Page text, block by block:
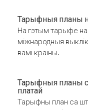
Тарыфныя планы
На гэтым тарыфе на
міжнародныя
вамі краіны.
Тарыфныя планы
платай
Тарыфны план са